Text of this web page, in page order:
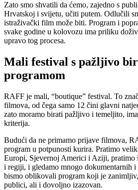
Zato smo shvatili da ćemo, zajedno s
Hrvatskoj i svijetu, učiti putem. Odlučili
istraživački film može biti. Program i
svake godine u kolovozu ima priliku
upravo tog procesa.
Mali festival s pažljivo
programom
RAFF je mali, “boutique” festival. To
filmova, od čega samo 12 čini glavni
zato moramo birati pažljivo i temeljito,
kriterija.
Budući da ne primamo prijave filmova,
program u potpunosti kurira. Pratimo
Europi, Sjevernoj Americi i Aziji, pratimo
i regiji, i gledamo mnogo dokumentarnih
bismo oblikovali program koji je
publici, ali i dovoljno izazovan.